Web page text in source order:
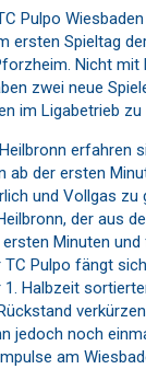
Pulpo
ersten Spieltag
Nicht mit
zwei neue
im Ligabetrieb
erfahren
ab der ersten
und Vollgas zu
der aus
Minuten
Pulpo fängt
Halbzeit
jedoch noch
am